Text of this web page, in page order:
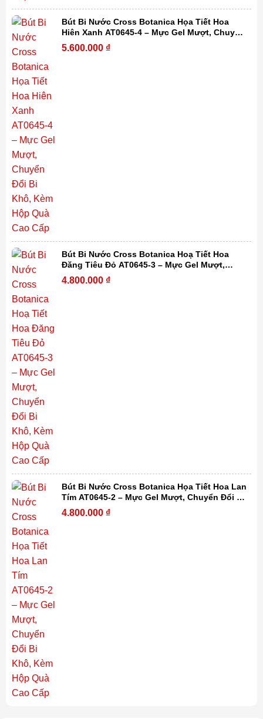
Bút Bi Nước Cross Botanica Họa Tiết Hoa
Hiên Xanh AT0645-4 – Mực Gel Mượt, Chuyển
Đổi Bi Khô, Kèm Hộp Quà Cao Cấp
5.600.000 ₫
Bút Bi Nước Cross Botanica Hoạ Tiết Hoa
Đăng Tiêu Đỏ AT0645-3 – Mực Gel Mượt,
Chuyển Đổi Bi Khô, Kèm Hộp Quà Cao Cấp
4.800.000 ₫
Bút Bi Nước Cross Botanica Họa Tiết Hoa Lan
Tím AT0645-2 – Mực Gel Mượt, Chuyển Đổi Bi
Khô, Kèm Hộp Quà Cao Cấp
4.800.000 ₫